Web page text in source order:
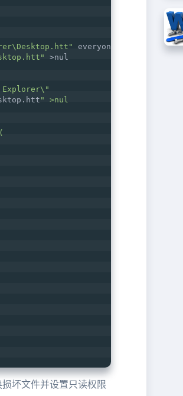
everyone:f
>nul
" >nul
(
坏文件并设置只读权限